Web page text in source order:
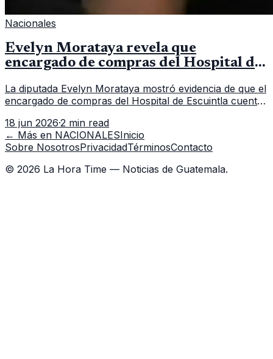
Nacionales
Evelyn Morataya revela que
encargado de compras del Hospital de
La diputada Evelyn Morataya mostró evidencia de que el
encargado de compras del Hospital de Escuintla cuenta
capacitación en la capital.
18 jun 2026·2 min read
← Más en NACIONALESInicio
Sobre NosotrosPrivacidadTérminosContacto
© 2026 La Hora Time — Noticias de Guatemala.